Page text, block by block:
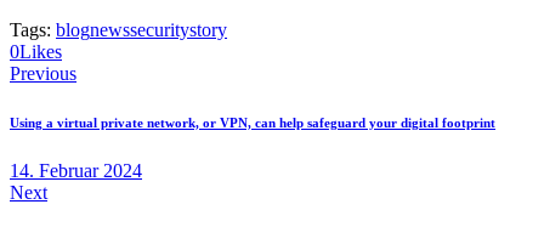
Tags: blognewssecuritystory
0Likes
Beitragsnavigation
Previous
Using a virtual private network, or VPN, can help safeguard your digital footprint
14. Februar 2024
Next